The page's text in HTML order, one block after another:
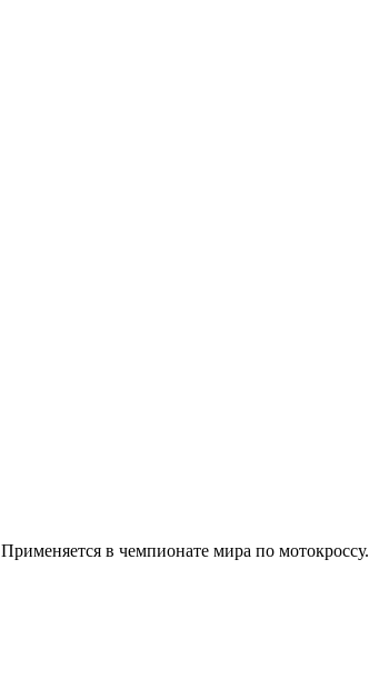
в чемпионате мира по мотокроссу.